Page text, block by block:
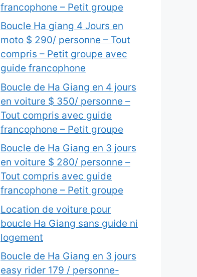
francophone – Petit groupe
Boucle Ha giang 4 Jours en
moto $ 290/ personne – Tout
compris – Petit groupe avec
guide francophone
Boucle de Ha Giang en 4 jours
en voiture $ 350/ personne –
Tout compris avec guide
francophone – Petit groupe
Boucle de Ha Giang en 3 jours
en voiture $ 280/ personne –
Tout compris avec guide
francophone – Petit groupe
Location de voiture pour
boucle Ha Giang sans guide ni
logement
Boucle de Ha Giang en 3 jours
easy rider 179 / personne-